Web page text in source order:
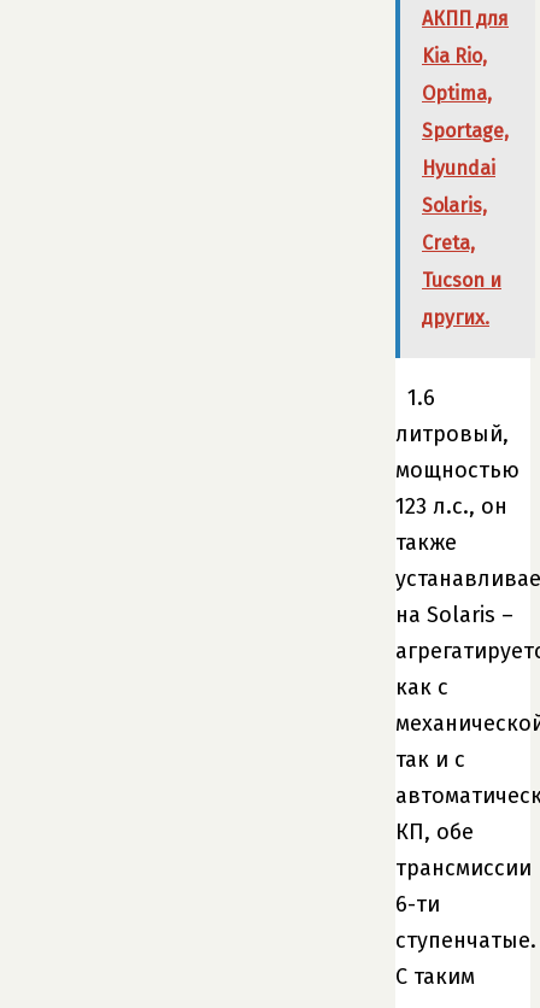
АКПП для
Kia Rio,
Optima,
Sportage,
Hyundai
Solaris,
Creta,
Tucson и
других.
1.6
литровый,
мощностью
123 л.с., он
также
на Solaris –
как с
так и с
КП, обе
трансмиссии
6-ти
ступенчатые.
С таким